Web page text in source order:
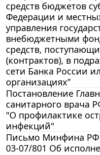
средств бюджетов
Федерации и
управления
внебюджетными
средств,
(контрактов), в
сети Банка России
организациях”
Постановление
санитарного врача
"О профилактике
инфекций"
Письмо Минфина РФ
03-07/801 Об